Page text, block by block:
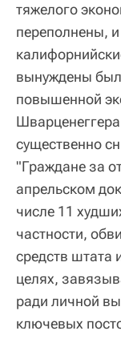
тяжелого
переполнены,
вынуждены
повышенной
существенно
"Граждане за
апрельском
числе 11
частности,
средств штата
целях,
ради личной
ключевых